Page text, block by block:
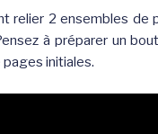
relier 2 ensembles de
à préparer un
pages initiales.